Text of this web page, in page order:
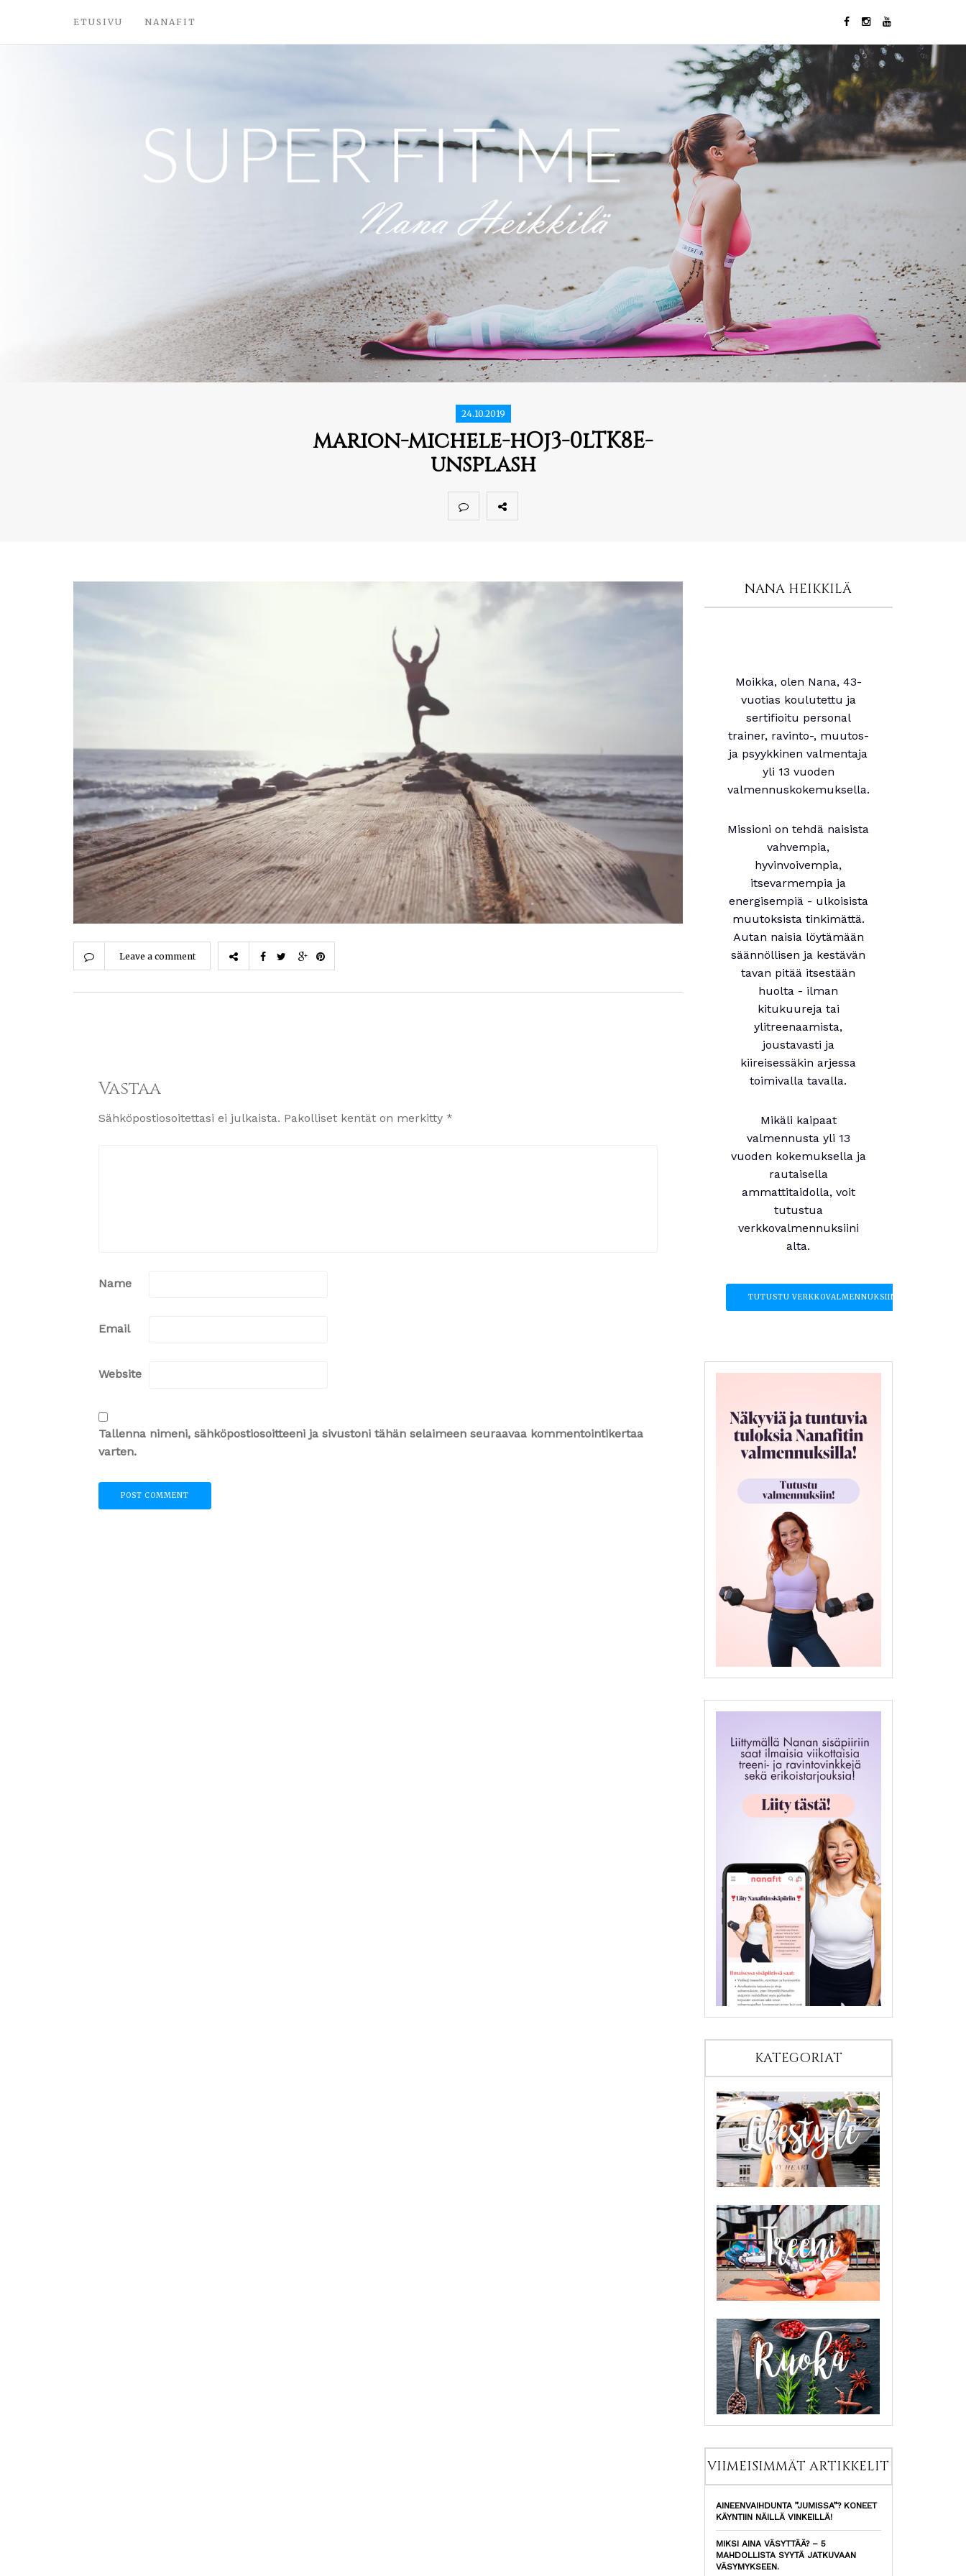
ETUSIVU NANAFIT
24.10.2019
marion-michele-hOj3-0lTK8E-
unsplash
Leave a comment
Vastaa
Sähköpostiosoitettasi ei julkaista. Pakolliset kentät on merkitty *
Name
Email
Website
Tallenna nimeni, sähköpostiosoitteeni ja sivustoni tähän selaimeen seuraavaa kommentointikertaa
varten.
NANA HEIKKILÄ
Moikka, olen Nana, 43-
vuotias koulutettu ja
sertifioitu personal
trainer, ravinto-, muutos-
ja psyykkinen valmentaja
yli 13 vuoden
valmennuskokemuksella.
Missioni on tehdä naisista
vahvempia,
hyvinvoivempia,
itsevarmempia ja
energisempiä - ulkoisista
muutoksista tinkimättä.
Autan naisia löytämään
säännöllisen ja kestävän
tavan pitää itsestään
huolta - ilman
kitukuureja tai
ylitreenaamista,
joustavasti ja
kiireisessäkin arjessa
toimivalla tavalla.
Mikäli kaipaat
valmennusta yli 13
vuoden kokemuksella ja
rautaisella
ammattitaidolla, voit
tutustua
verkkovalmennuksiini
alta.
TUTUSTU VERKKOVALMENNUKSIIN
KATEGORIAT
VIIMEISIMMÄT ARTIKKELIT
AINEENVAIHDUNTA ”JUMISSA”? KONEET
KÄYNTIIN NÄILLÄ VINKEILLÄ!
MIKSI AINA VÄSYTTÄÄ? – 5
MAHDOLLISTA SYYTÄ JATKUVAAN
VÄSYMYKSEEN.